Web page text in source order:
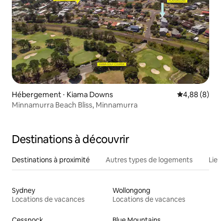
Hébergement ⋅ Kiama Downs Évaluation
4,88 (8)
Minnamurra Beach Bliss, Minnamurra
Destinations à découvrir
Destinations à proximité Autres types de logements
Sydney
Locations de vacances
Wollongong
Locations de vacances